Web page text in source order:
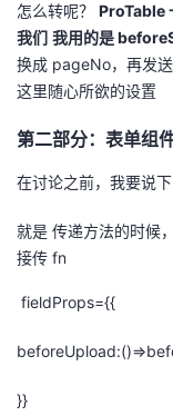
怎么转呢？ ProTable
我们 我用的是
换成 pageNo，再发
这里随心所欲的设置
第二部分：表单组
在讨论之前，我要说
就是 传递方法的时候
接传 fn
fieldProps={{
}}